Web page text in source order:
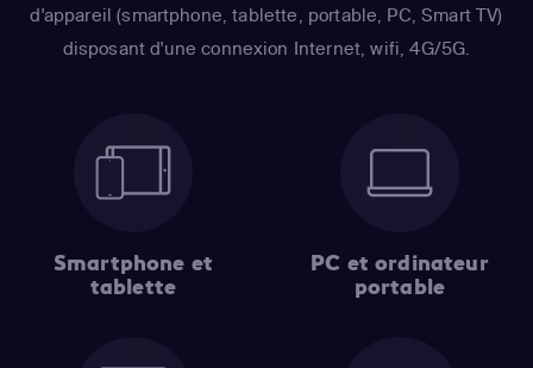
d'appareil (smartphone, tablette, portable, PC, Smart TV)
disposant d'une connexion Internet, wifi, 4G/5G.
Smartphone et
tablette
PC et ordinateur
portable